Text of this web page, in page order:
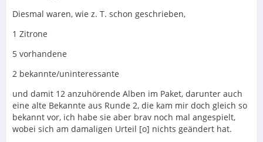
Diesmal waren, wie z. T. schon geschrieben,
1 Zitrone
5 vorhandene
2 bekannte/uninteressante
und damit 12 anzuhörende Alben im Paket, darunter auch
eine alte Bekannte aus Runde 2, die kam mir doch gleich so
bekannt vor, ich habe sie aber brav noch mal angespielt,
wobei sich am damaligen Urteil [o] nichts geändert hat.